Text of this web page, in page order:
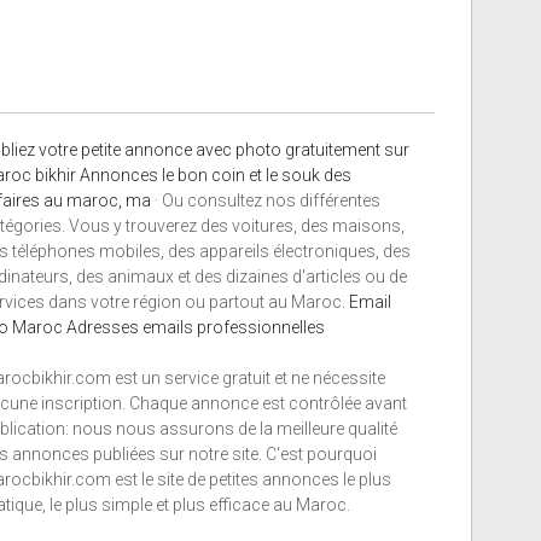
votre petite annonce avec photo gratuitement sur
bikhir Annonces le bon coin et le souk des
au maroc, ma · Ou consultez nos différentes
Vous y trouverez des voitures, des maisons,
téléphones mobiles, des appareils électroniques, des
des animaux et des dizaines d'articles ou de
dans votre région ou partout au Maroc. Email
Maroc Adresses emails professionnelles
est un service gratuit et ne nécessite
inscription. Chaque annonce est contrôlée avant
nous nous assurons de la meilleure qualité
annonces publiées sur notre site. C'est pourquoi
est le site de petites annonces le plus
le plus simple et plus efficace au Maroc.